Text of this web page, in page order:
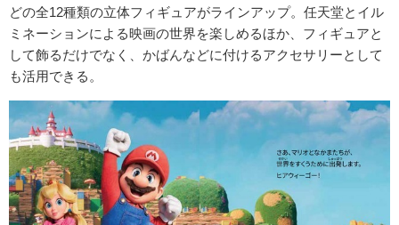
どの全12種類の立体フィギュアがラインアップ。任天堂とイル
ミネーションによる映画の世界を楽しめるほか、フィギュアと
して飾るだけでなく、かばんなどに付けるアクセサリーとして
も活用できる。